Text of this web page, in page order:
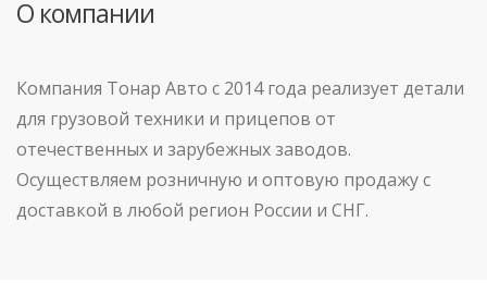
О компании
Компания Тонар Авто с 2014 года реализует детали
для грузовой техники и прицепов от
отечественных и зарубежных заводов.
Осуществляем розничную и оптовую продажу с
доставкой в любой регион России и СНГ.